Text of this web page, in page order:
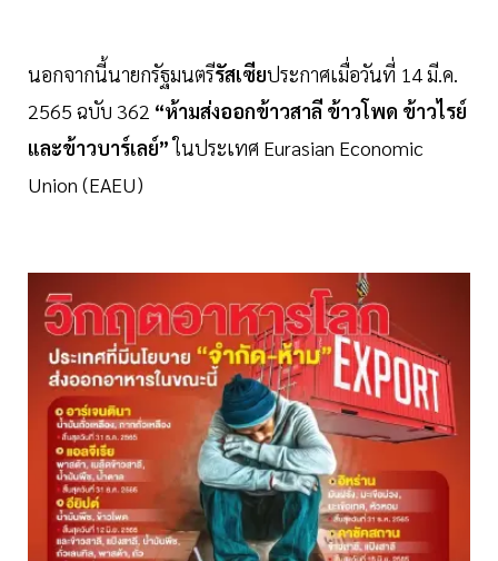
นอกจากนี้นายกรัฐมนตรีรัสเซียประกาศเมื่อวันที่ 14 มี.ค.
2565 ฉบับ 362 “ห้ามส่งออกข้าวสาลี ข้าวโพด ข้าวไรย์
และข้าวบาร์เลย์”ในประเทศ Eurasian Economic
Union (EAEU)